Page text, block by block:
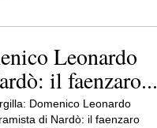
Leonardo
il faenzaro...
Domenico Leonardo
di Nardò: il faenzaro